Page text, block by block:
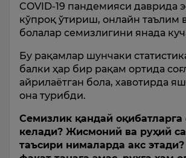
COVID-19 пандемияси даврида
кўпроқ ўтириш, онлайн таълим
болалар семизлигини янада
Бу рақамлар шунчаки
балки ҳар бир рақам ортида
айрилаётган бола, хавотирда
она турибди.
Семизлик қандай оқибатларга
келади? Жисмоний ва руҳий
таъсири нималарда акс